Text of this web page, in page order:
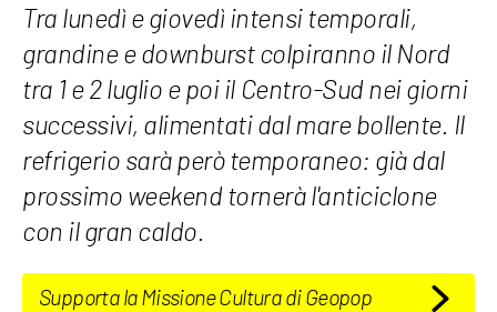
Tra lunedì e giovedì intensi temporali,
grandine e downburst colpiranno il Nord
tra 1 e 2 luglio e poi il Centro-Sud nei giorni
successivi, alimentati dal mare bollente. Il
refrigerio sarà però temporaneo: già dal
prossimo weekend tornerà l'anticiclone
con il gran caldo.
Supporta la Missione Cultura di Geopop